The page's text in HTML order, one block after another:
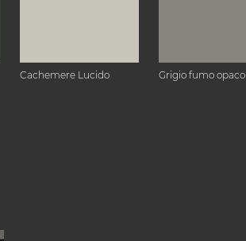
Cachemere Lucido Grigio fumo opaco